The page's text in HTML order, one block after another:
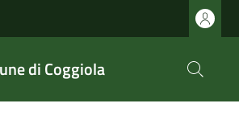
di Coggiola